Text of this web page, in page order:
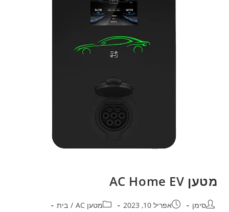
מטען AC Home EV
סימן אפריל 10, 2023 מטען AC / בית